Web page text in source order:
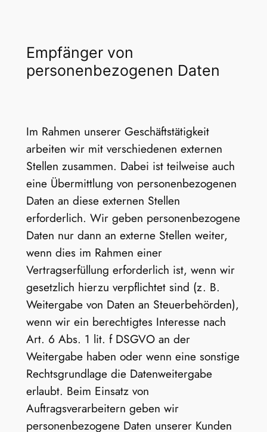
Empfänger von
personenbezogenen Daten
Im Rahmen unserer Geschäftstätigkeit
arbeiten wir mit verschiedenen externen
Stellen zusammen. Dabei ist teilweise auch
eine Übermittlung von personenbezogenen
Daten an diese externen Stellen
erforderlich. Wir geben personenbezogene
Daten nur dann an externe Stellen weiter,
wenn dies im Rahmen einer
Vertragserfüllung erforderlich ist, wenn wir
gesetzlich hierzu verpflichtet sind (z. B.
Weitergabe von Daten an Steuerbehörden),
wenn wir ein berechtigtes Interesse nach
Art. 6 Abs. 1 lit. f DSGVO an der
Weitergabe haben oder wenn eine sonstige
Rechtsgrundlage die Datenweitergabe
erlaubt. Beim Einsatz von
Auftragsverarbeitern geben wir
personenbezogene Daten unserer Kunden